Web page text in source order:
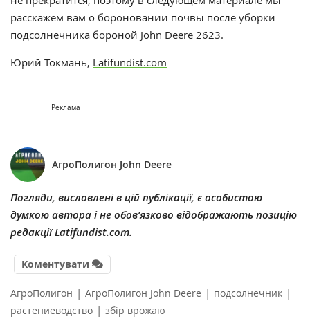
расскажем вам о бороновании почвы после уборки
подсолнечника бороной John Deere 2623.
Юрий Токмань, Latifundist.com
Реклама
АгроПолигон John Deere
Погляди, висловлені в цій публікації, є особистою
думкою автора і не обов’язково відображають позицію
редакції Latifundist.com.
Коментувати
АгроПолигон | АгроПолигон John Deere | подсолнечник |
растениеводство | збір врожаю